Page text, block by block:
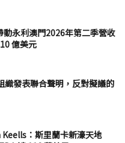
動永利澳門2026年第二季營收
億美元
織發表聯合聲明，反對擬議的
：斯里蘭卡新濠天地